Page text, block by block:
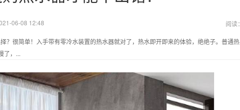
06-08 12:48 阅读：
？很简单！入手带有零冷水装置的热水器就对了，热水即开即来的体验，绝绝子。普通热
了，...